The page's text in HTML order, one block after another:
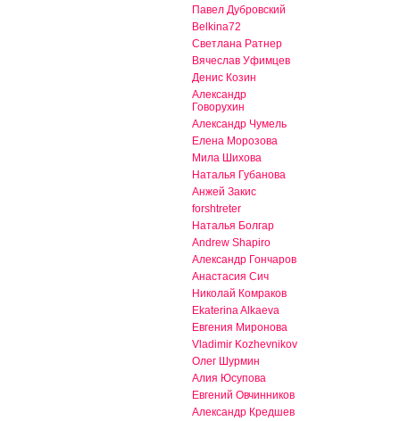
Павел Дубровский
Belkina72
Светлана Ратнер
Вячеслав Уфимцев
Денис Козин
Александр
Говорухин
Александр Чумель
Елена Морозова
Мила Шихова
Наталья Губанова
Анжей Закис
forshtreter
Наталья Болгар
Andrew Shapiro
Александр Гончаров
Анастасия Сич
Николай Комраков
Ekaterina Alkaeva
Евгения Миронова
Vladimir Kozhevnikov
Олег Шурмин
Алия Юсупова
Евгений Овчинников
Александр Кредшев